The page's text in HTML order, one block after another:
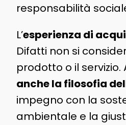
responsabilità
L’esperienza di
Difatti non si
prodotto o il servizio.
anche la filosofia
impegno con la
ambientale e la